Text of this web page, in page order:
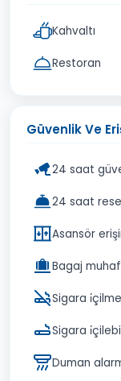
Kahvaltı
Restoran
Güvenlik Ve
24 saat
24 saat
Asansör
Bagaj
Sigara
Sigara
Duman